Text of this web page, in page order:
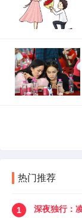
热门推荐
1
深夜独行：